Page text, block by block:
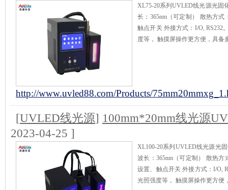
XL75-20系列UVLED线光源光固
长：365nm（可定制） 散热方
触点开关 外接方式：I/O, RS232
度等， 触摸屏操作更方便，具备
http://www.uvled88.com/Products/
[UVLED线光源] 100mm*20mm线光源
2023-04-25 ]
XL100-20系列UVLED线光源光
波长：365nm（可定制） 散热
设置、触点开关 外接方式：I/O,
光照强度等， 触摸屏操作更方便